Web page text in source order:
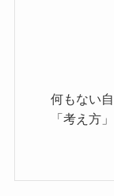
何もない
「考え方